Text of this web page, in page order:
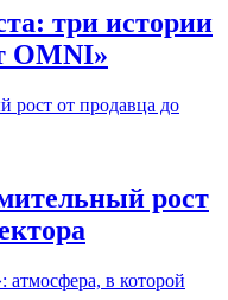
три истории
OMNI»
рост